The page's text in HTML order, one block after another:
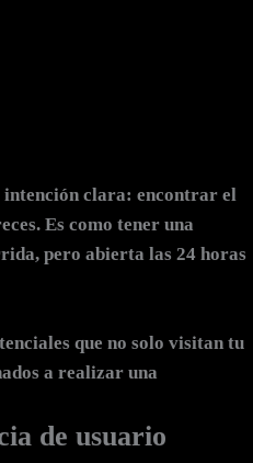
intención clara: encontrar el
Es como tener una
pero abierta las 24 horas
que no solo visitan tu
a realizar una
de usuario